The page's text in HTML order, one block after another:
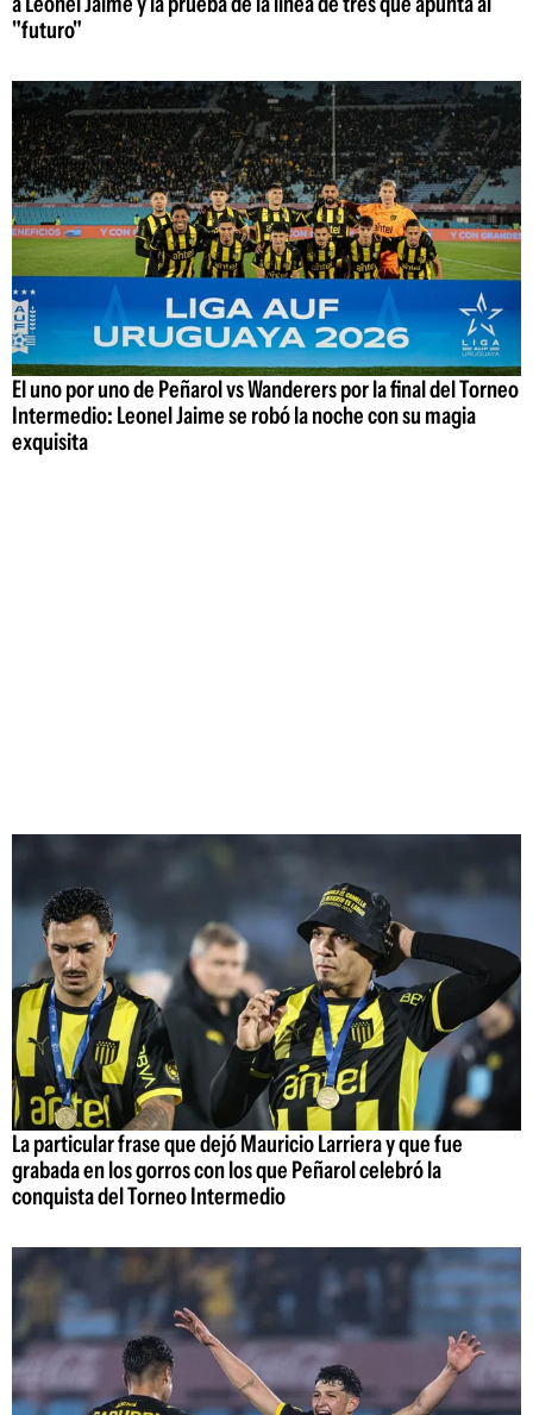
"futuro"
El uno por uno de Peñarol vs Wanderers por la final del Torneo
Intermedio: Leonel Jaime se robó la noche con su magia
exquisita
La particular frase que dejó Mauricio Larriera y que fue
grabada en los gorros con los que Peñarol celebró la
conquista del Torneo Intermedio